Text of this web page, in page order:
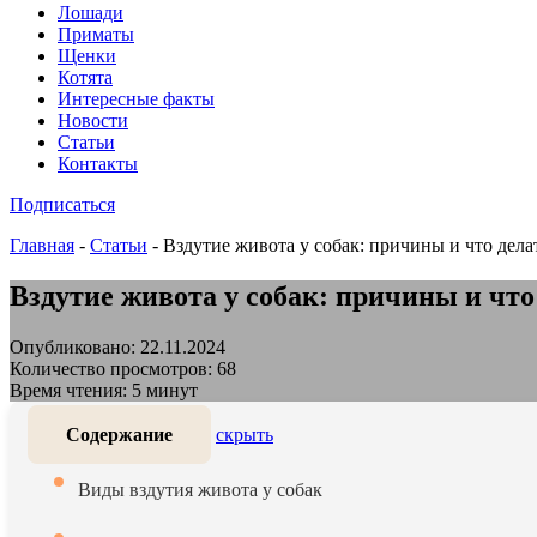
Лошади
Приматы
Щенки
Котята
Интересные факты
Новости
Статьи
Контакты
Подписаться
Главная - Статьи - Вздутие живота у собак: причины и что
Вздутие живота у собак: причины и что
Опубликовано: 22.11.2024
Количество просмотров: 68
Время чтения: 5 минут
Содержание скрыть
Виды вздутия живота у собак